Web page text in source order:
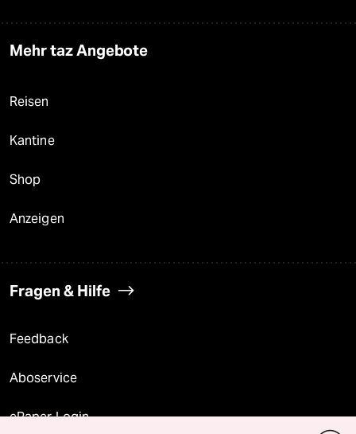
Mehr taz Angebote
Reisen
Kantine
Shop
Anzeigen
Fragen & Hilfe
Feedback
Aboservice
ePaper Login